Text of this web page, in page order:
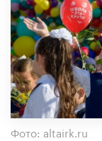
Фото: altairk.ru